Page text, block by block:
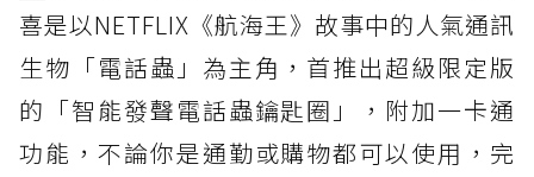
喜是以NETFLIX《航海王》故事中的人氣通訊
生物「電話蟲」為主角，首推出超級限定版
的「智能發聲電話蟲鑰匙圈」，附加一卡通
功能，不論你是通勤或購物都可以使用，完